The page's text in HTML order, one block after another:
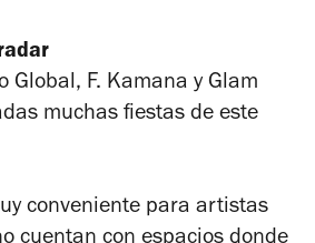
Global, F. Kamana y Glam
muchas fiestas de este
conveniente para artistas